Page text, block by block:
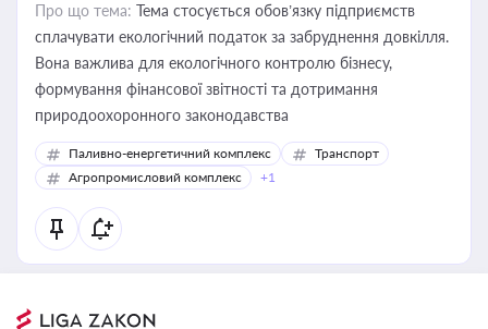
Про що тема: Тема стосується обов’язку підприємств
сплачувати екологічний податок за забруднення довкілля.
Вона важлива для екологічного контролю бізнесу,
формування фінансової звітності та дотримання
природоохоронного законодавства
Паливно-енергетичний комплекс
Транспорт
Агропромисловий комплекс
+1